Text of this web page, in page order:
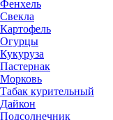
Фенхель
Свекла
Картофель
Огурцы
Кукуруза
Пастернак
Морковь
Табак курительный
Дайкон
Подсолнечник